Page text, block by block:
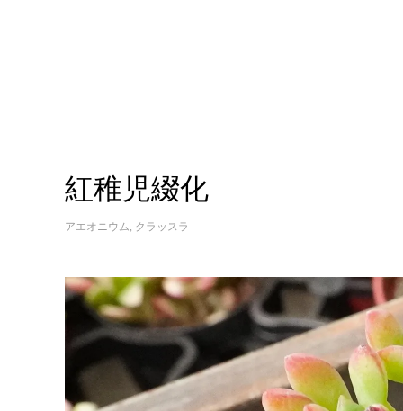
紅稚児綴化
アエオニウム, クラッスラ